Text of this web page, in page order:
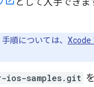
順については、 Xcode
ios-samples.git